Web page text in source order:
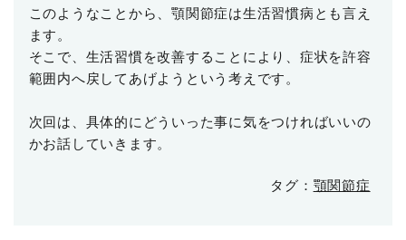
このようなことから、顎関節症は生活習慣病とも言え
ます。
そこで、生活習慣を改善することにより、症状を許容
範囲内へ戻してあげようという考えです。
次回は、具体的にどういった事に気をつければいいの
かお話していきます。
タグ： 顎関節症